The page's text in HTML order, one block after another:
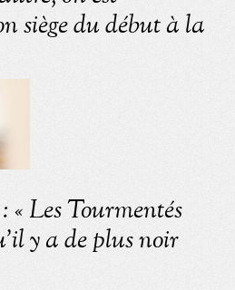
siège du début à la
Les Tourmentés
y a de plus noir